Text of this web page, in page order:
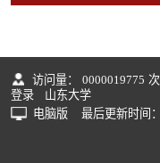
访问量： 0000019775 次
登录
山东大学
电脑版
最后更新时间：